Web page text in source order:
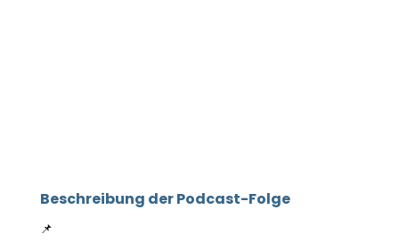
Beschreibung der Podcast-Folge
📌